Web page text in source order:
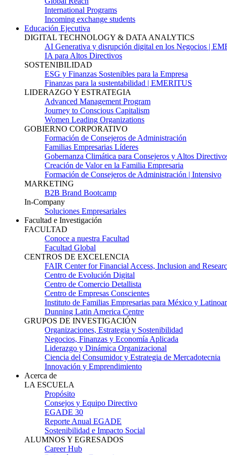
International Programs
Incoming exchange students
Educación Ejecutiva
DIGITAL TECHNOLOGY & DATA ANALYTICS
AI Generativa y disrupción digital en los Negocios |
IA para Altos Directivos
SOSTENIBILIDAD
ESG y Finanzas Sostenibles para la Empresa
Finanzas para la sustentabilidad | EMERITUS
LIDERAZGO Y ESTRATEGIA
Advanced Management Program
Journey to Conscious Capitalism
Women Leading Organizations
GOBIERNO CORPORATIVO
Formación de Consejeros de Administración
Familias Empresarias Líderes
Gobernanza Climática para Consejeros y Altos
Creación de Valor en la Familia Empresaria
Formación de Consejeros de Administración | Intensivo
MARKETING
B2B Brand Bootcamp
In-Company
Soluciones Empresariales
Facultad e Investigación
FACULTAD
Conoce a nuestra Facultad
Facultad Global
CENTROS DE EXCELENCIA
FAIR Center for Financial Access, Inclusion and
Centro de Evolución Digital
Centro de Comercio Detallista
Centro de Empresas Conscientes
Instituto de Familias Empresarias para México y
Dunning Latin America Centre
GRUPOS DE INVESTIGACIÓN
Organizaciones, Estrategia y Sostenibilidad
Negocios, Finanzas y Economía Aplicada
Liderazgo y Dinámica Organizacional
Ciencia del Consumidor y Estrategia de Mercadotecnia
Innovación y Emprendimiento
Acerca de
LA ESCUELA
Propósito
Consejos y Equipo Directivo
EGADE 30
Reporte Anual EGADE
Sostenibilidad e Impacto Social
ALUMNOS Y EGRESADOS
Career Hub